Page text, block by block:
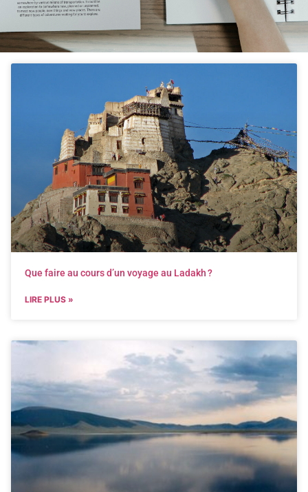
Que faire au cours d’un voyage au Ladakh ?
LIRE PLUS »